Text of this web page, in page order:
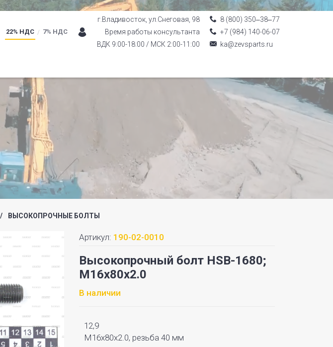
г.Владивосток, ул.Снеговая, 98
Время работы консультанта
ВДК 9:00-18:00 / МСК 2:00-11:00
8 (800) 350‒38‒77
+7 (984) 140-06-07
ka@zevsparts.ru
22% НДС 7% НДС
/ ВЫСОКОПРОЧНЫЕ БОЛТЫ
Артикул: 190-02-0010
Высокопрочный болт HSB-1680;
M16x80x2.0
В наличии
12,9
M16x80x2.0, резьба 40 мм